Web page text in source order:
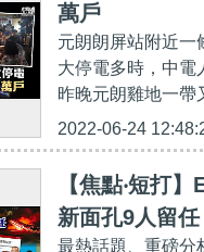
萬戶
元朗朗屏站附近一
大停電多時，中電
昨晚元朗雞地一帶
2022-06-24
【焦點‧短打
新面孔9人留
最熱話題、重磅分